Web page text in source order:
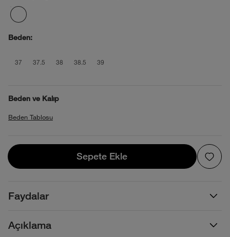
Beden:
37 37.5 38 38.5 39
Beden ve Kalıp
Beden Tablosu
Sepete Ekle
Sepete Ekle
Açıklama
Faydalar